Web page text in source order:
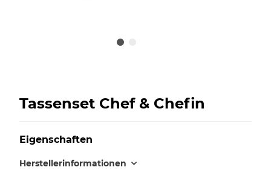
Tassenset Chef & Chefin
Eigenschaften
Herstellerinformationen